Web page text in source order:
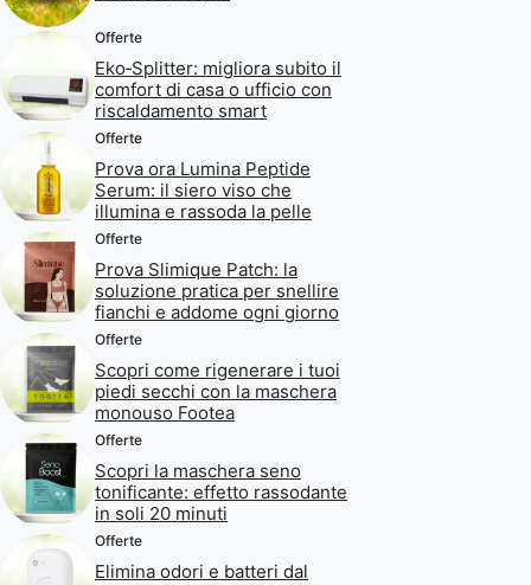
Offerte
Eko‑Splitter: migliora subito il
comfort di casa o ufficio con
riscaldamento smart
Offerte
Prova ora Lumina Peptide
Serum: il siero viso che
illumina e rassoda la pelle
Offerte
Prova Slimique Patch: la
soluzione pratica per snellire
fianchi e addome ogni giorno
Offerte
Scopri come rigenerare i tuoi
piedi secchi con la maschera
monouso Footea
Offerte
Scopri la maschera seno
tonificante: effetto rassodante
in soli 20 minuti
Offerte
Elimina odori e batteri dal